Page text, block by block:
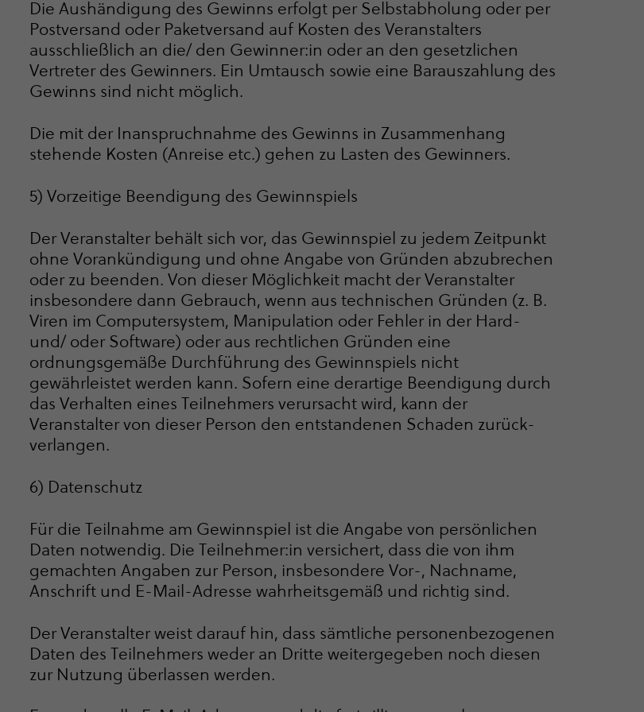
Die Aushändigung des Gewinns erfolgt per Selbstabholung oder per
Postversand oder Paketversand auf Kosten des Veranstalters
ausschließlich an die/ den Gewinner:in oder an den gesetzlichen
Vertreter des Gewinners. Ein Umtausch sowie eine Barauszahlung des
Gewinns sind nicht möglich.
Die mit der Inan­spruch­nahme des Gewinns in Zusammenhang
stehende Kosten (Anreise etc.) gehen zu Lasten des Gewinners.
5) Vorzeitige Beendigung des Gewinnspiels
Der Veranstalter behält sich vor, das Gewinnspiel zu jedem Zeitpunkt
ohne Vorankündigung und ohne Angabe von Gründen abzubrechen
oder zu beenden. Von dieser Möglichkeit macht der Veranstalter
insbesondere dann Gebrauch, wenn aus technischen Gründen (z. B.
Viren im Computersystem, Manipulation oder Fehler in der Hard-
und/ oder Software) oder aus rechtlichen Gründen eine
ordnungsgemäße Durchführung des Gewinnspiels nicht
gewährleistet werden kann. Sofern eine derartige Beendigung durch
das Verhalten eines Teilnehmers verursacht wird, kann der
Veranstalter von dieser Person den entstandenen Schaden zurück­
ver­langen.
6) Datenschutz
Für die Teilnahme am Gewinnspiel ist die Angabe von persönlichen
Daten notwendig. Die Teilnehmer:in versichert, dass die von ihm
gemachten Angaben zur Person, insbesondere Vor-, Nachname,
Anschrift und E-Mail-Adresse wahrheitsgemäß und richtig sind.
Der Veranstalter weist darauf hin, dass sämtliche perso­nen­be­zo­genen
Daten des Teilnehmers weder an Dritte weitergegeben noch diesen
zur Nutzung überlassen werden.